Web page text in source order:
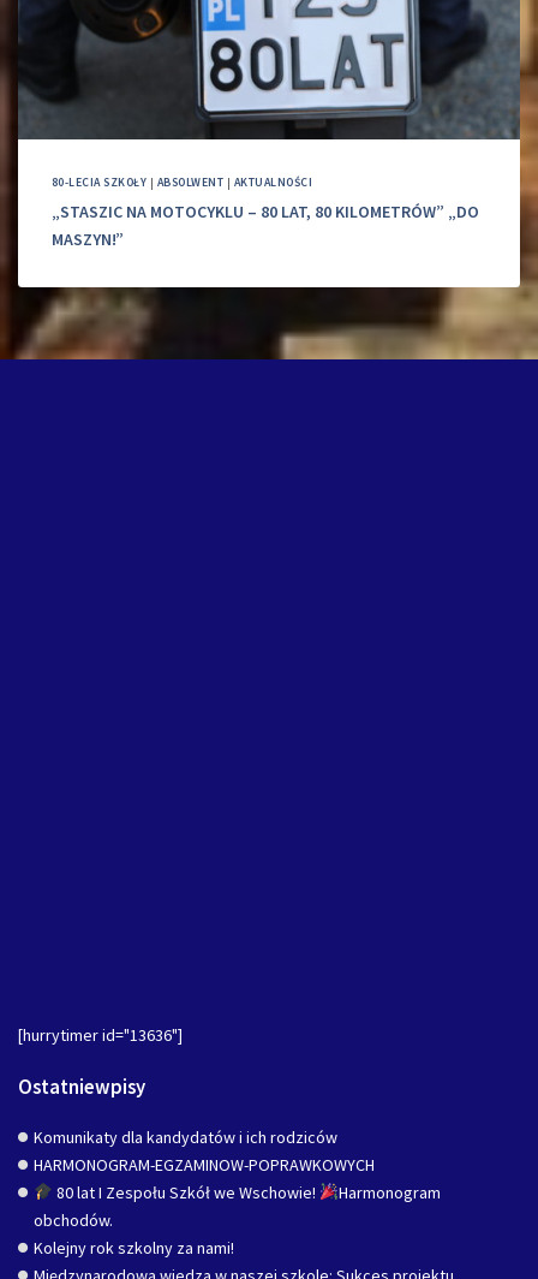
80-LECIA SZKOŁY | ABSOLWENT | AKTUALNOŚCI
„STASZIC NA MOTOCYKLU – 80 LAT, 80 KILOMETRÓW” „DO
MASZYN!”
[hurrytimer id="13636"]
Ostatniewpisy
Komunikaty dla kandydatów i ich rodziców
HARMONOGRAM-EGZAMINOW-POPRAWKOWYCH
80 lat I Zespołu Szkół we Wschowie!
Harmonogram
obchodów.
Kolejny rok szkolny za nami!